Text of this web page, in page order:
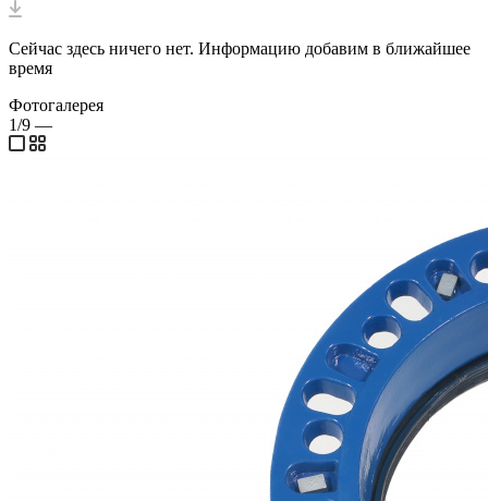
Сейчас здесь ничего нет. Информацию добавим в ближайшее
время
Фотогалерея
1/9 —